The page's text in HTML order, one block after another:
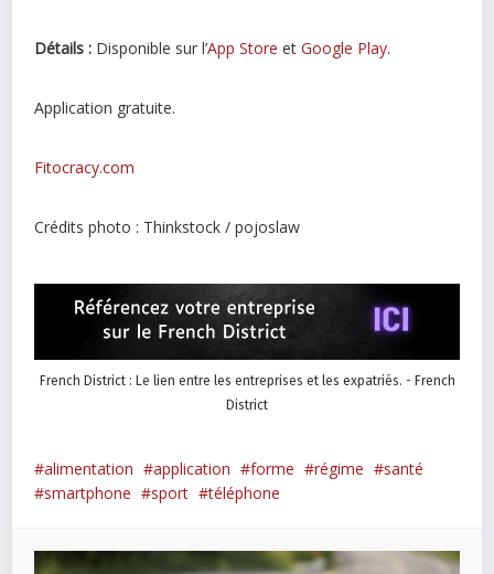
Détails : Disponible sur l’App Store etGoogle Play.
Application gratuite.
Fitocracy.com
Crédits photo : Thinkstock / pojoslaw
French District : Le lien entre les entreprises et les expatriés. - French
District
alimentation application forme régime
santé
smartphone
sport téléphone